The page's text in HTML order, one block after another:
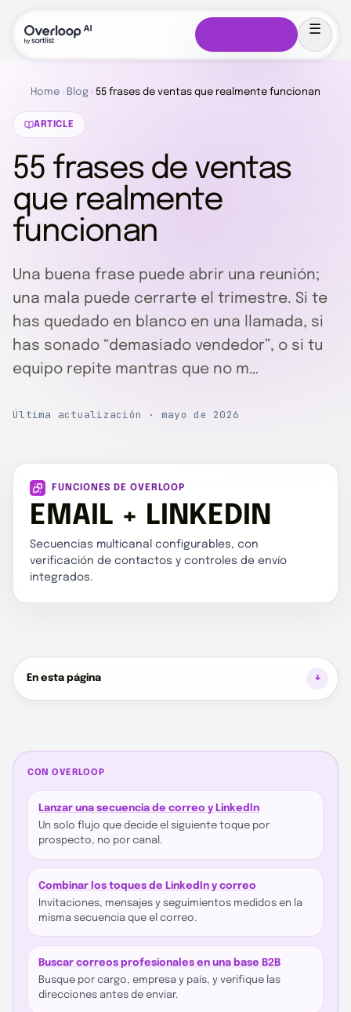
Home › Blog › 55 frases de ventas que realmente funcionan
ARTICLE
55 frases de ventas
que realmente
funcionan
Una buena frase puede abrir una reunión;
una mala puede cerrarte el trimestre. Si te
has quedado en blanco en una llamada, si
has sonado “demasiado vendedor”, o si tu
equipo repite mantras que no m…
Última actualización · mayo de 2026
FUNCIONES DE OVERLOOP
EMAIL + LINKEDIN
Secuencias multicanal configurables, con
verificación de contactos y controles de envío
integrados.
En esta página
CON OVERLOOP
Lanzar una secuencia de correo y LinkedIn
Un solo flujo que decide el siguiente toque por
prospecto, no por canal.
Combinar los toques de LinkedIn y correo
Invitaciones, mensajes y seguimientos medidos en la
misma secuencia que el correo.
Buscar correos profesionales en una base B2B
Busque por cargo, empresa y país, y verifique las
direcciones antes de enviar.